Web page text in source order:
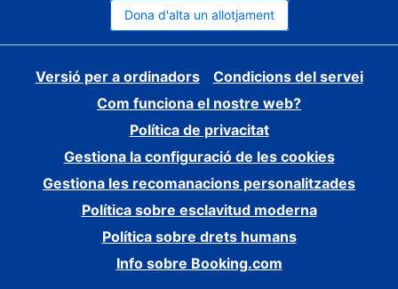
Dona d'alta un allotjament
Versió per a ordinadors
Condicions del servei
Com funciona el nostre web?
Política de privacitat
Gestiona la configuració de les cookies
Gestiona les recomanacions personalitzades
Política sobre esclavitud moderna
Política sobre drets humans
Info sobre Booking.com